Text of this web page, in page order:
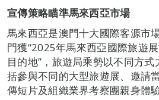
宣傳策略瞄準馬來西亞市場
馬來西亞是澳門十大國際客源市
門獲“2025年馬來西亞國際旅遊
目的地”，旅遊局乘勢以不同方
括參與不同的大型旅遊展、邀請
傳短片及組織業界考察團親身體